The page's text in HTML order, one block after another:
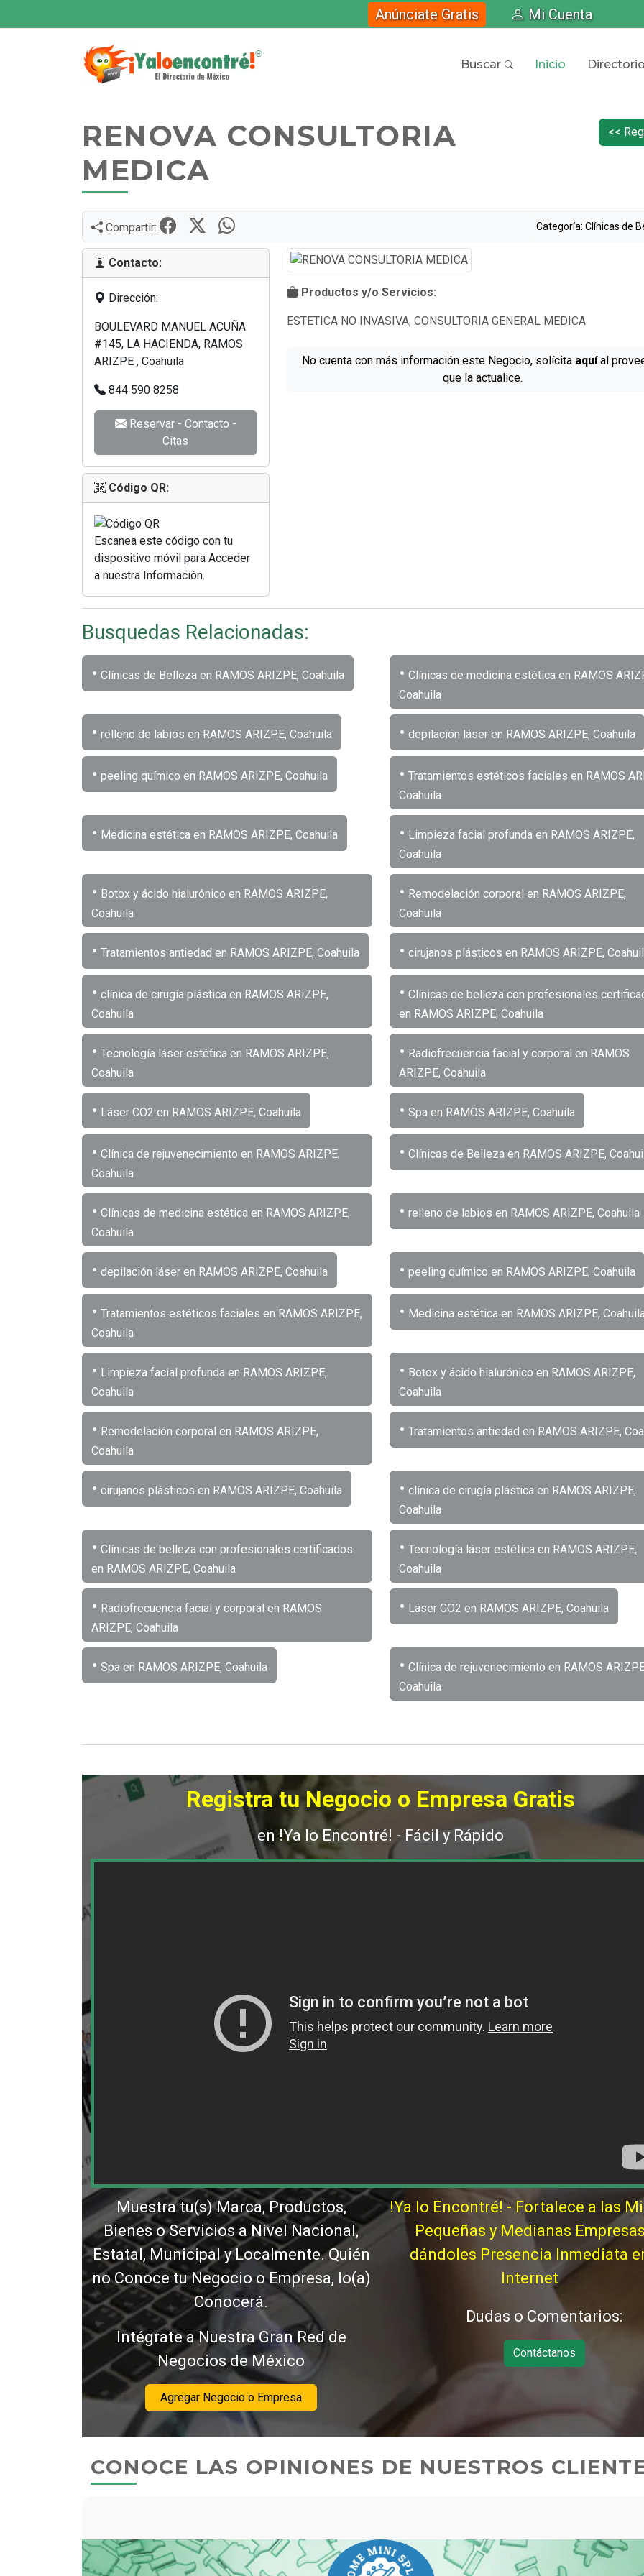
Anúnciate Gratis Mi Cuenta
Buscar Inicio
RENOVA CONSULTORIA
MEDICA
<<
Compartir: Categoría: Clínicas de
Contacto:
Dirección:
BOULEVARD MANUEL ACUÑA
#145, LA HACIENDA, RAMOS
ARIZPE , Coahuila
844 590 8258
Reservar - Contacto -
Citas
Código QR:
Escanea este código con tu
dispositivo móvil para Acceder
a nuestra Información.
Productos y/o Servicios:
ESTETICA NO INVASIVA, CONSULTORIA GENERAL MEDICA
No cuenta con más información este Negocio, solícita aquíal
que la actualice.
Busquedas Relacionadas:
• Clínicas de Belleza en RAMOS ARIZPE, Coahuila • Clínicas de medicina estética en RAMOS
Coahuila
• relleno de labios en RAMOS ARIZPE, Coahuila • depilación láser en RAMOS ARIZPE, Coahuila
• peeling químico en RAMOS ARIZPE, Coahuila • Tratamientos estéticos faciales en RAMOS
Coahuila
• Medicina estética en RAMOS ARIZPE, Coahuila • Limpieza facial profunda en RAMOS ARIZPE,
Coahuila
• Botox y ácido hialurónico en RAMOS ARIZPE,
Coahuila
• Remodelación corporal en RAMOS ARIZPE,
Coahuila
• Tratamientos antiedad en RAMOS ARIZPE, Coahuila • cirujanos plásticos en RAMOS ARIZPE,
• clínica de cirugía plástica en RAMOS ARIZPE,
Coahuila
• Clínicas de belleza con profesionales
en RAMOS ARIZPE, Coahuila
• Tecnología láser estética en RAMOS ARIZPE,
Coahuila
• Radiofrecuencia facial y corporal en RAMOS
ARIZPE, Coahuila
• Láser CO2 en RAMOS ARIZPE, Coahuila • Spa en RAMOS ARIZPE, Coahuila
• Clínica de rejuvenecimiento en RAMOS ARIZPE,
Coahuila
• Clínicas de Belleza en RAMOS ARIZPE,
• Clínicas de medicina estética en RAMOS ARIZPE,
Coahuila
• relleno de labios en RAMOS ARIZPE, Coahuila
• depilación láser en RAMOS ARIZPE, Coahuila • peeling químico en RAMOS ARIZPE, Coahuila
• Tratamientos estéticos faciales en RAMOS ARIZPE,
Coahuila
• Medicina estética en RAMOS ARIZPE,
• Limpieza facial profunda en RAMOS ARIZPE,
Coahuila
• Botox y ácido hialurónico en RAMOS ARIZPE,
Coahuila
• Remodelación corporal en RAMOS ARIZPE,
Coahuila
• Tratamientos antiedad en RAMOS ARIZPE,
• cirujanos plásticos en RAMOS ARIZPE, Coahuila • clínica de cirugía plástica en RAMOS ARIZPE,
Coahuila
• Clínicas de belleza con profesionales certificados
en RAMOS ARIZPE, Coahuila
• Tecnología láser estética en RAMOS ARIZPE,
Coahuila
• Radiofrecuencia facial y corporal en RAMOS
ARIZPE, Coahuila
• Láser CO2 en RAMOS ARIZPE, Coahuila
• Spa en RAMOS ARIZPE, Coahuila • Clínica de rejuvenecimiento en RAMOS
Coahuila
Registra tu Negocio o Empresa Gratis
en !Ya lo Encontré! - Fácil y Rápido
Muestra tu(s) Marca, Productos,
Bienes o Servicios a Nivel Nacional,
Estatal, Municipal y Localmente. Quién
no Conoce tu Negocio o Empresa, lo(a)
Conocerá.
Intégrate a Nuestra Gran Red de
Negocios de México
Agregar Negocio o Empresa
!Ya lo Encontré! - Fortalece a las
Pequeñas y Medianas
dándoles Presencia Inmediata
Internet
Dudas o Comentarios:
Contáctanos
CONOCE LAS OPINIONES DE NUESTROS